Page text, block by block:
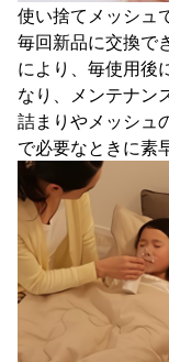
使い捨てメッシュ
毎回新品に交換で
により、毎使用後
なり、メンテナン
詰まりやメッシュ
で必要なときに素